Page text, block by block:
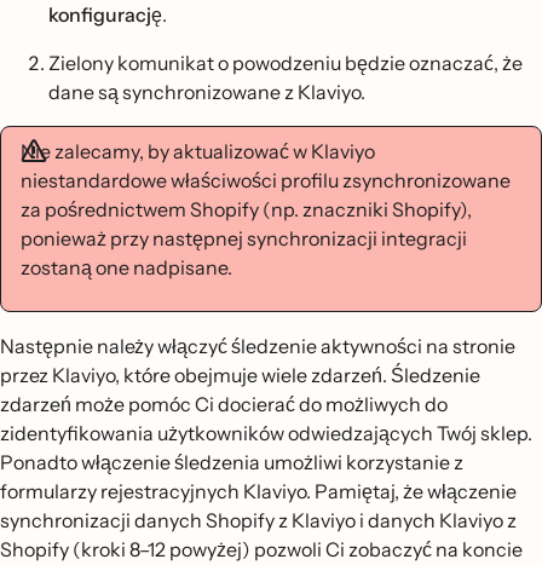
konfigurację.
Zielony komunikat o powodzeniu będzie oznaczać, że
dane są synchronizowane z Klaviyo.
Nie zalecamy, by aktualizować w Klaviyo
niestandardowe właściwości profilu zsynchronizowane
za pośrednictwem Shopify (np. znaczniki Shopify),
ponieważ przy następnej synchronizacji integracji
zostaną one nadpisane.
Następnie należy włączyć śledzenie aktywności na stronie
przez Klaviyo, które obejmuje wiele zdarzeń. Śledzenie
zdarzeń może pomóc Ci docierać do możliwych do
zidentyfikowania użytkowników odwiedzających Twój sklep.
Ponadto włączenie śledzenia umożliwi korzystanie z
formularzy rejestracyjnych Klaviyo. Pamiętaj, że włączenie
synchronizacji danych Shopify z Klaviyo i danych Klaviyo z
Shopify (kroki 8–12 powyżej) pozwoli Ci zobaczyć na koncie